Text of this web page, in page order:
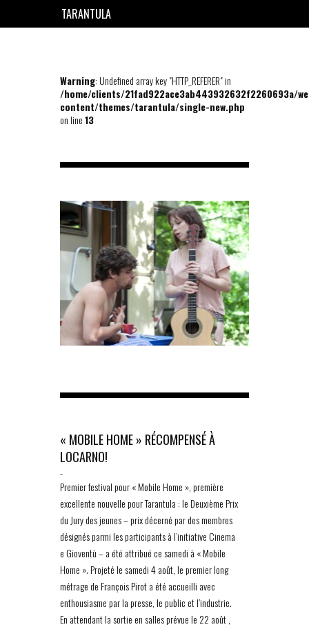
TARANTULA
Warning: Undefined array key "HTTP_REFERER" in
/home/clients/21fad922ace3ab443932632f2260693a/
content/themes/tarantula/single-new.php
on line13
« MOBILE HOME » RÉCOMPENSÉ À
LOCARNO!
-
Premier festival pour « Mobile Home », première
excellente nouvelle pour Tarantula : le Deuxième Prix
du Jury des jeunes – prix décerné par des membres
désignés parmi les participants à l’initiative Cinema
e Gioventù – a été attribué ce samedi à « Mobile
Home ». Projeté le samedi 4 août, le premier long
métrage de François Pirot a été accueilli avec
enthousiasme par la presse, le public et l’industrie.
En attendant la sortie en salles prévue le 22 août ,